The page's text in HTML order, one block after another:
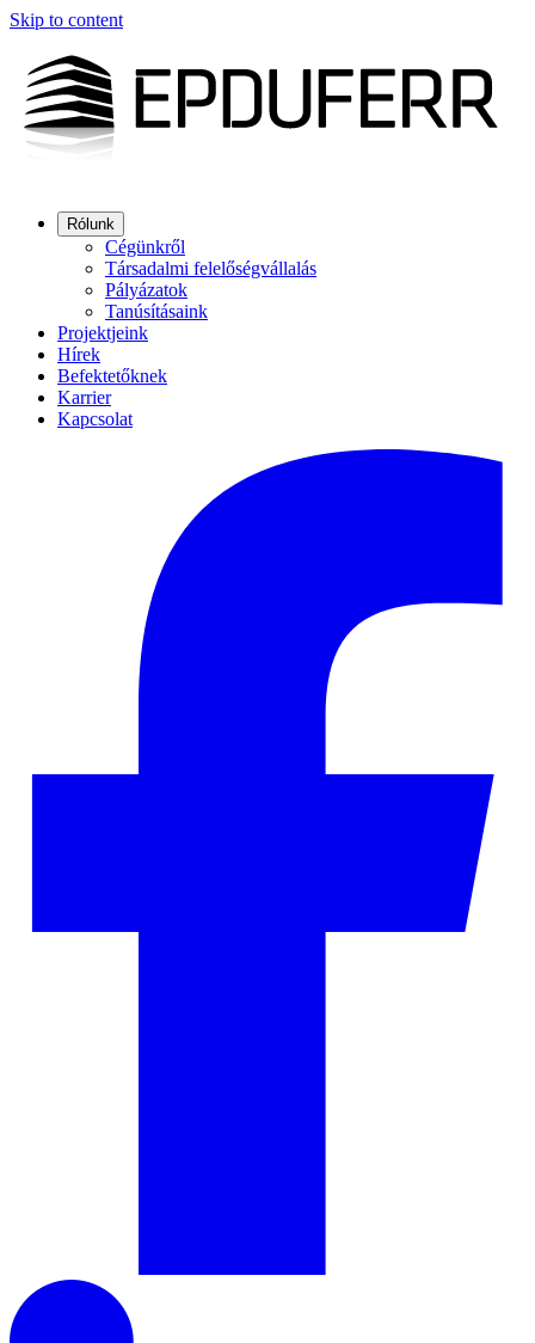
Skip to content
Rólunk
Cégünkről
Társadalmi felelőségvállalás
Pályázatok
Tanúsításaink
Projektjeink
Hírek
Befektetőknek
Karrier
Kapcsolat